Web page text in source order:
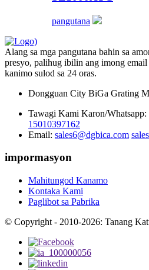
pangutana
Alang sa mga pangutana bahin sa
presyo, palihug ibilin ang imong
kanimo sulod sa 24 oras.
Dongguan City BiGa Grating
Tawagi Kami Karon/Whatsapp:
15010397162
Email: sales6@dgbica.com
impormasyon
Mahitungod Kanamo
Kontaka Kami
Paglibot sa Pabrika
© Copyright - 2010-2026: Tanang